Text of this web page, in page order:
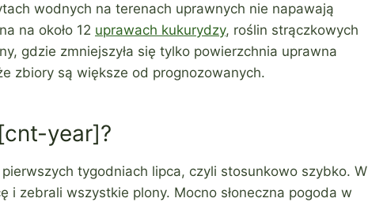
wodnych na terenach uprawnych nie napawają
na około 12 uprawach kukurydzy, roślin strączkowych
gdzie zmniejszyła się tylko powierzchnia uprawna
zbiory są większe od prognozowanych.
year]?
tygodniach lipca, czyli stosunkowo szybko. W
i zebrali wszystkie plony. Mocno słoneczna pogoda w